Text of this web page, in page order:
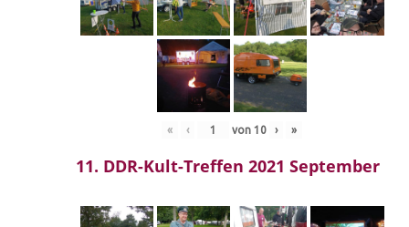
« ‹ von 10 › »
11. DDR-Kult-Treffen 2021 September